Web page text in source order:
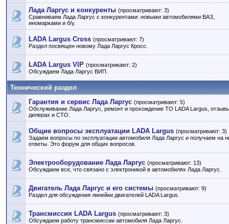
Лада Ларгус и конкуренты (просматривают: 3)
Сравниваем Лада Ларгус с конкурентами: новыми автомобилями ВАЗ,
иномарками и б/у.
LADA Largus Cross (просматривают: 7)
Раздел посвящен новому Лада Ларгус Кросс.
LADA Largus VIP (просматривают: 2)
Обсуждаем Лада Ларгус ВИП.
Технический раздел
Гарантия и сервис Лада Ларгус (просматривают: 5)
Обслуживание Лада Ларгус, ремонт и прохождение ТО LADA Largus,
дилерах и СТО.
Общие вопросы эксплуатации LADA Largus (просматривают: 3)
Задаем вопросы по эксплуатации автомобиля Лада Ларгус и получаем на
ответы. Это форум для общих вопросов.
Электрооборудование Лада Ларгус (просматривают: 13)
Обсуждаем все, что связано с электроникой в автомобилях Лада Ларгус.
Двигатель Лада Ларгус и его системы (просматривают: 9)
Раздел для обсуждения линейки двигателей LADA Largus.
Трансмиссия LADA Largus (просматривают: 3)
Обсуждаем работу трансмиссии автомобиля Лада Ларгус.